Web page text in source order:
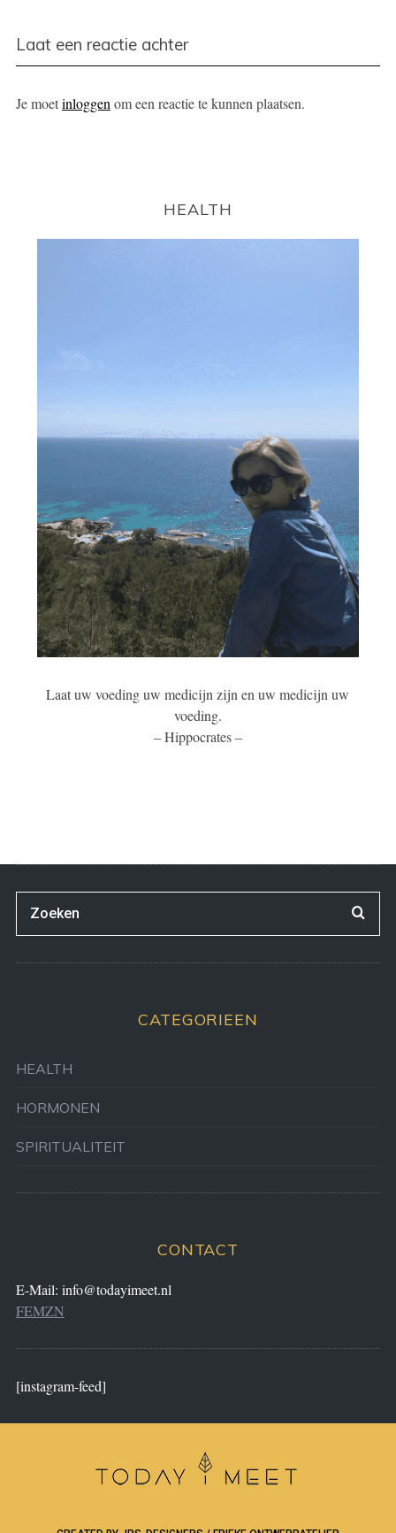
Laat een reactie achter
Je moetinloggen om een reactie te kunnen plaatsen.
HEALTH
Laat uw voeding uw medicijn zijn en uw medicijn uw
voeding.
– Hippocrates –
CATEGORIEEN
HEALTH
HORMONEN
SPIRITUALITEIT
CONTACT
E-Mail: info@todayimeet.nl
FEMZN
[instagram-feed]